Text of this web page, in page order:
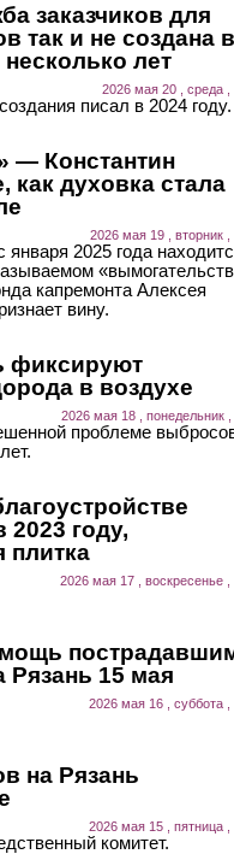
заказчиков для
так и не создана в
лет
2026 мая 20 , среда ,
писал в 2024 году.
— Константин
как духовка стала
2026 мая 19 , вторник ,
января 2025 года
капремонта Алексея
вину.
фиксируют
в воздухе
2026 мая 18 , понедельник ,
проблеме
2023 году,
плитка
2026 мая 17 , воскресенье ,
Рязань 15 мая
2026 мая 16 , суббота ,
на Рязань
2026 мая 15 , пятница ,
комитет.